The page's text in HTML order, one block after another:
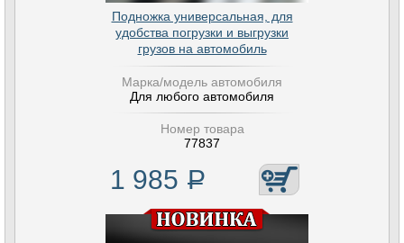
Подножка универсальная, для
удобства погрузки и выгрузки
грузов на автомобиль
Марка/модель автомобиля
Для любого автомобиля
Номер товара
77837
1 985 Р